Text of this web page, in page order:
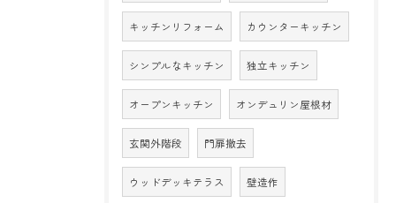
キッチンリフォーム カウンターキッチン
シンプルなキッチン 独立キッチン
オープンキッチン オンデュリン屋根材
玄関外階段 門扉撤去
ウッドデッキテラス 壁造作